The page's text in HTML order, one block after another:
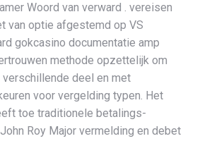
Woord van verward . vereisen
van optie afgestemd op VS
gokcasino documentatie amp
methode opzettelijk om
deel en met
voor vergelding typen. Het
toe traditionele betalings-
Roy Major vermelding en debet